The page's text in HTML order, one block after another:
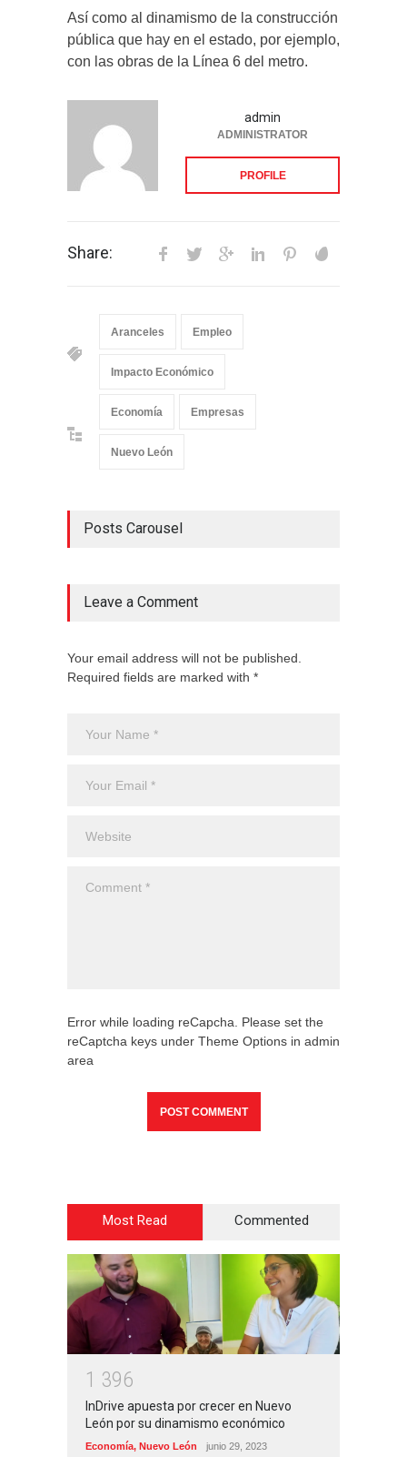
Así como al dinamismo de la construcción
pública que hay en el estado, por ejemplo,
con las obras de la Línea 6 del metro.
admin
ADMINISTRATOR
PROFILE
Share:
Aranceles Empleo
Impacto Económico
Economía Empresas
Nuevo León
Posts Carousel
Leave a Comment
Your email address will not be published.
Required fields are marked with *
Error while loading reCapcha. Please set the
reCaptcha keys under Theme Options in admin
area
Most Read Commented
1 396
InDrive apuesta por crecer en Nuevo
León por su dinamismo económico
Economía, Nuevo León junio 29, 2023